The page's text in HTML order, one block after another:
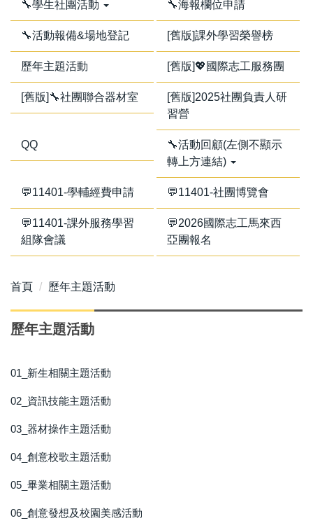
🔧學生社團活動 🔧海報欄位申請
🔧活動報備&場地登記 [舊版]課外學習榮譽榜
歷年主題活動 [舊版]💖國際志工服務團
[舊版]🔧社團聯合器材室
[舊版]2025社團負責人研
習營
QQ
🔧活動回顧(左側不顯示
轉上方連結)
💬11401-學輔經費申請 💬11401-社團博覽會
💬11401-課外服務學習
組隊會議
💬2026國際志工馬來西
亞團報名
首頁 歷年主題活動
歷年主題活動
01_新生相關主題活動
02_資訊技能主題活動
03_器材操作主題活動
04_創意校歌主題活動
05_畢業相關主題活動
06_創意發想及校園美感活動